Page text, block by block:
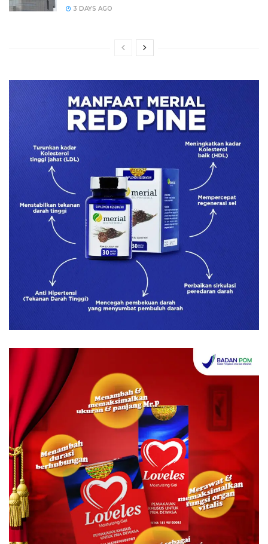
3 DAYS AGO